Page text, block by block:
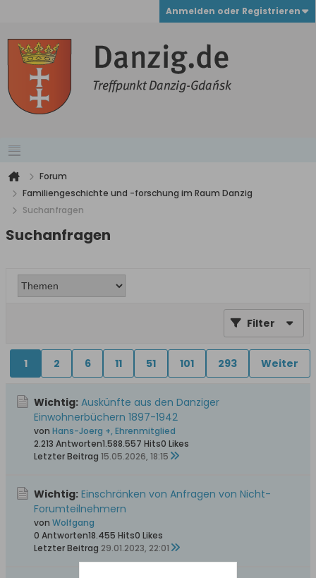
Anmelden oder Registrieren
Forum
Familiengeschichte und -forschung im Raum Danzig
Suchanfragen
Suchanfragen
Filter
1 2 6 11 51 101 293 Weiter
Wichtig: Auskünfte aus den Danziger
Einwohnerbüchern 1897-1942
von Hans-Joerg +, Ehrenmitglied
2.213 Antworten1.588.557 Hits0 Likes
Letzter Beitrag 15.05.2026, 18:15
Wichtig: Einschränken von Anfragen von Nicht-
Forumteilnehmern
von Wolfgang
0 Antworten18.455 Hits0 Likes
Letzter Beitrag 29.01.2023, 22:01